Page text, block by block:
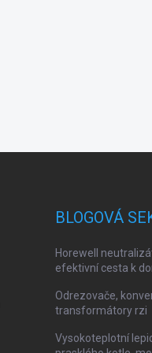
BLOGOVÁ
Horewell
efektivní cesta k
Odrezovače,
transformátory rzi
Vysokoteplotní